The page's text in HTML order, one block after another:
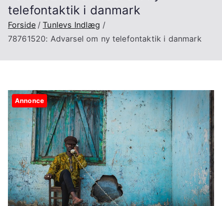
telefontaktik i danmark
Forside
Tunlevs Indlæg
78761520: Advarsel om ny telefontaktik i danmark
Annonce